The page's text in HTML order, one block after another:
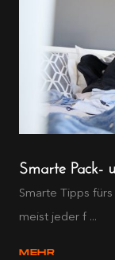
Smarte Pack-
Smarte Tipps
meist jeder f ...
MEHR